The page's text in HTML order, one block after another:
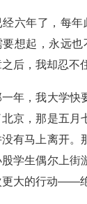
年了，每年此
要想起，永远也
后，我却忍不
，我大学快要
京，那是五月
有马上离开。
学生偶尔上街
更大的行动——绝